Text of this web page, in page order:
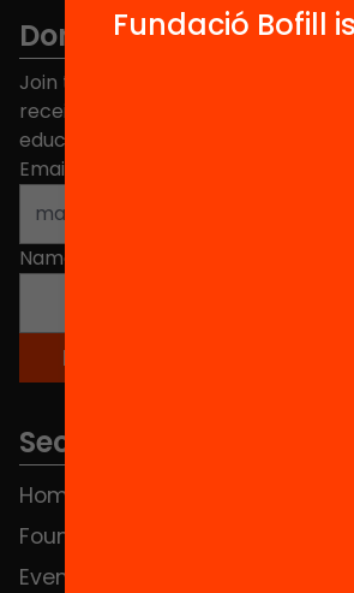
Don't miss anything.
Join the more than 40,000 people
receive news about initiatives and
educational change in Catalonia.
Email address
Name
Sections
Home
Foundation
Events
Fundació Bofill